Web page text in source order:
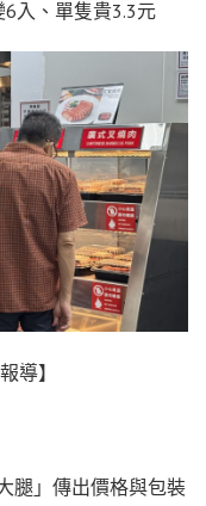
導】
腿」傳出價格與包裝